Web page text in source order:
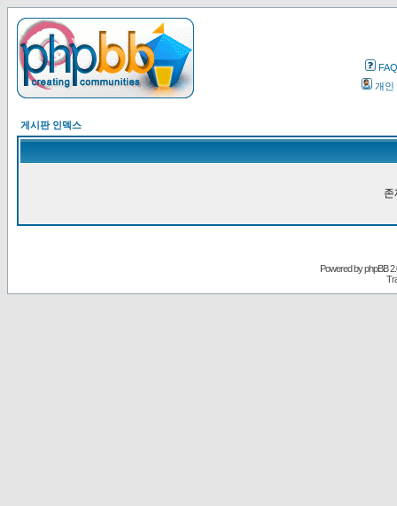
FAQ
개인
게시판 인덱스
존
Powered byphpBB